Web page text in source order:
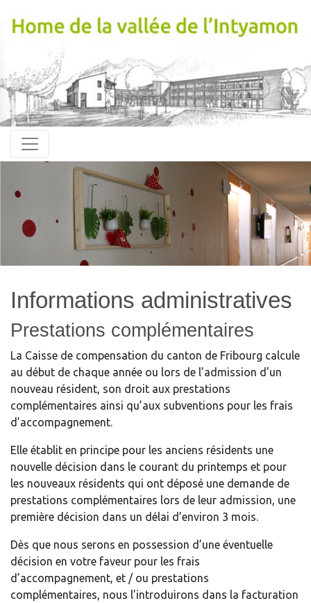
Informations administratives
Prestations complémentaires
La Caisse de compensation du canton de Fribourg calcule
au début de chaque année ou lors de l’admission d’un
nouveau résident, son droit aux prestations
complémentaires ainsi qu’aux subventions pour les frais
d’accompagnement.
Elle établit en principe pour les anciens résidents une
nouvelle décision dans le courant du printemps et pour
les nouveaux résidents qui ont déposé une demande de
prestations complémentaires lors de leur admission, une
première décision dans un délai d’environ 3 mois.
Dès que nous serons en possession d’une éventuelle
décision en votre faveur pour les frais
d’accompagnement, et / ou prestations
complémentaires, nous l’introduirons dans la facturation